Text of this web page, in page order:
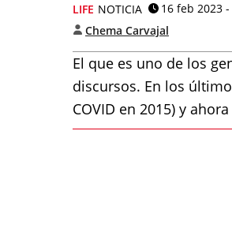
LIFE NOTICIA
16 feb 2023
Chema Carvajal
El que es uno de los
discursos. En los
COVID en 2015) y